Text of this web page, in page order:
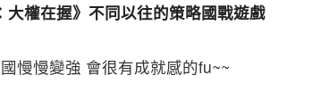
權在握》不同以往的策略國戰遊戲
慢慢變強 會很有成就感的fu~~